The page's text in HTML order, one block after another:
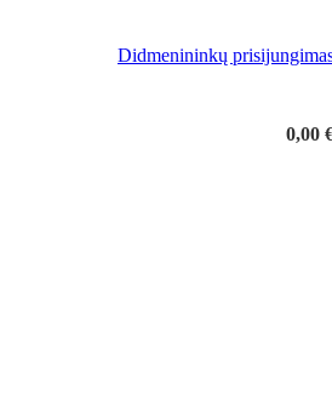
Didmenininkų
0,00